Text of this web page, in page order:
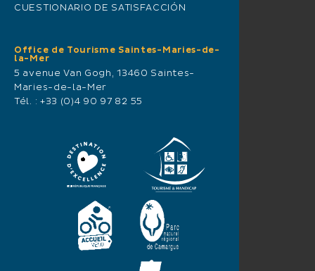
CUESTIONARIO DE SATISFACCIÓN
Office de Tourisme Saintes-Maries-de-
la-Mer
5 avenue Van Gogh, 13460 Saintes-
Maries-de-la-Mer
Tél. : +33 (0)4 90 97 82 55